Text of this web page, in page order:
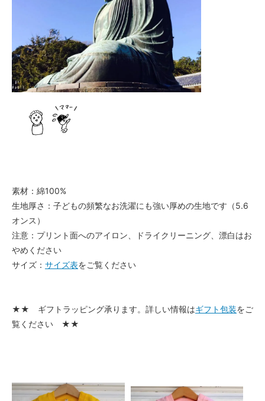
素材：綿100%
生地厚さ：子どもの頻繁なお洗濯にも強い厚めの生地です（5.6
オンス）
注意：プリント面へのアイロン、ドライクリーニング、漂白はお
やめください
サイズ： サイズ表をご覧ください
★★ ギフトラッピング承ります。詳しい情報はギフト包装をご
覧ください ★★